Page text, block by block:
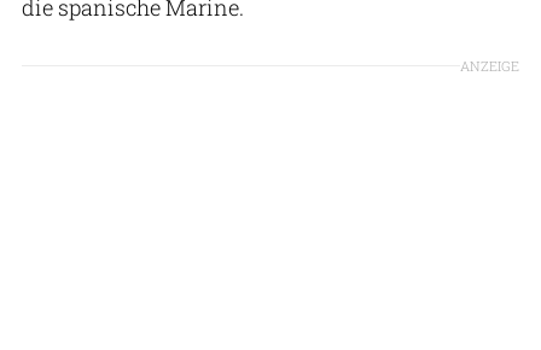
die spanische Marine.
ANZEIGE